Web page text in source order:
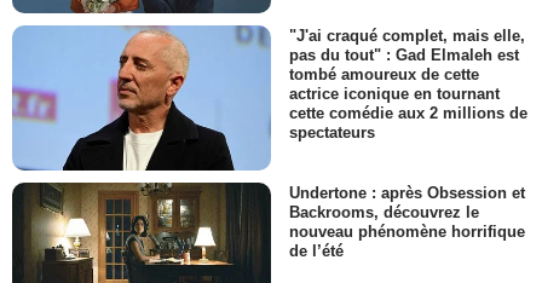
"J'ai craqué complet, mais elle,
pas du tout" : Gad Elmaleh est
tombé amoureux de cette
actrice iconique en tournant
cette comédie aux 2 millions de
spectateurs
Undertone : après Obsession et
Backrooms, découvrez le
nouveau phénomène horrifique
de l’été